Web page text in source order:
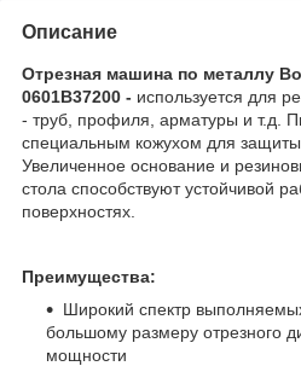
Описание
Отрезная машина по металлу
0601B37200 - используется для
- труб, профиля, арматуры и т.д.
специальным кожухом для защиты
Увеличенное основание и
стола способствуют устойчивой
поверхностях.
Преимущества:
Широкий спектр
большому размеру отрезного
мощности